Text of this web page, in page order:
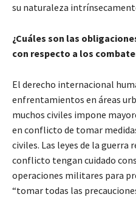
su naturaleza
¿Cuáles son las
con respecto a los
El derecho internacional
enfrentamientos en áreas
muchos civiles impone
en conflicto de tomar
civiles. Las leyes de la guerra
conflicto tengan cuidado
operaciones militares para
“tomar todas las